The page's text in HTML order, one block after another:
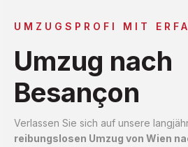
UMZUGSPROFI MIT
Umzug nach
Besançon
Verlassen Sie sich auf unsere
reibungslosen Umzug von Wien